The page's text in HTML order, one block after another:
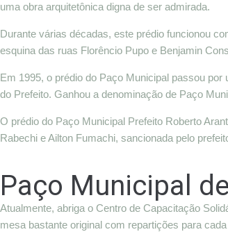
uma obra arquitetônica digna de ser admirada.
Durante várias décadas, este prédio funcionou
esquina das ruas Florêncio Pupo e Benjamin
Em 1995, o prédio do Paço Municipal passou
do Prefeito. Ganhou a denominação de Paço
O prédio do Paço Municipal Prefeito Roberto
Rabechi e Ailton Fumachi, sancionada pelo
Paço Municipal
Atualmente, abriga o Centro de Capacitação
mesa bastante original com repartições para